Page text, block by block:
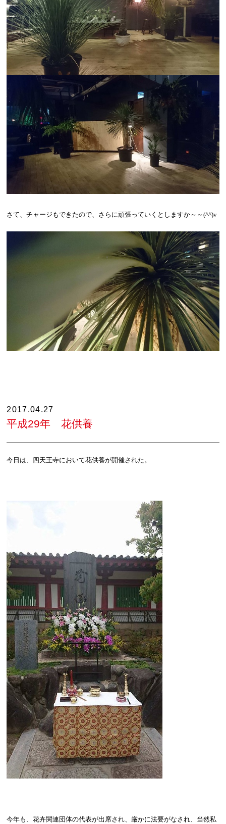
さて、チャージもできたので、さらに頑張っていくとしますか～～(^^)v
2017.04.27
平成29年 花供養
今日は、四天王寺において花供養が開催された。
今年も、花卉関連団体の代表が出席され、厳かに法要がなされ、当然私